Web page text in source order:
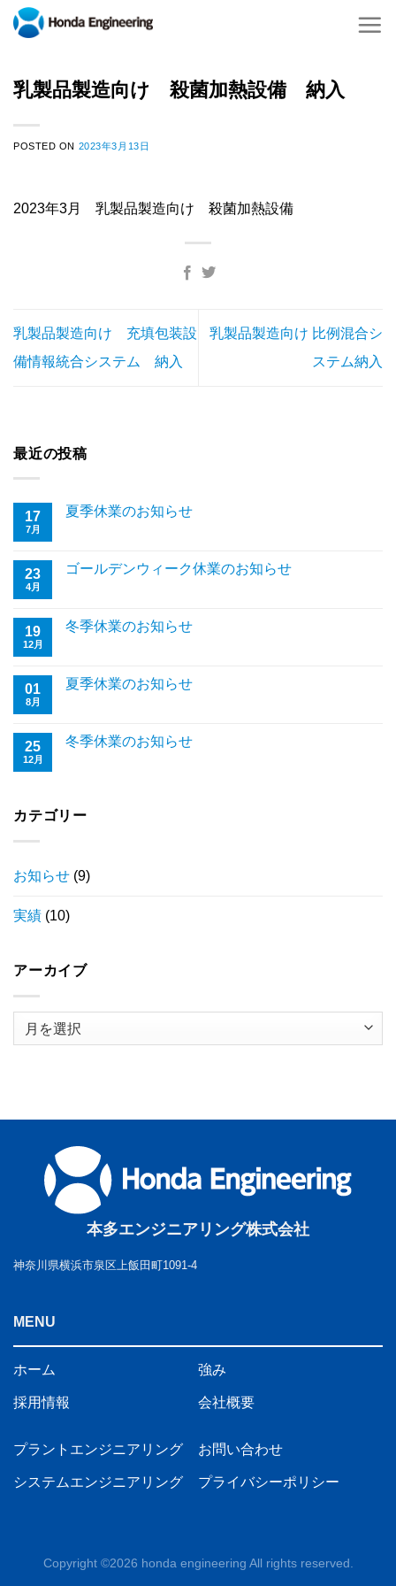
Skip
乳製品製造向け 殺菌加熱設備 納入
POSTED ON 2023年3月13日
2023年3月 乳製品製造向け 殺菌加熱設備
乳製品製造向け 充填包装設
備情報統合システム 納入
乳製品製造向け 比例混合シ
ステム納入
最近の投稿
17
7月
夏季休業のお知らせ
23
4月
ゴールデンウィーク休業のお知らせ
19
12月
冬季休業のお知らせ
01
8月
夏季休業のお知らせ
25
12月
冬季休業のお知らせ
カテゴリー
お知らせ (9)
実績 (10)
アーカイブ
ー
ブ
本多エンジニアリング株式会社
神奈川県横浜市泉区上飯田町1091-4
MENU
ホーム
採用情報
強み
会社概要
プラントエンジニアリング
システムエンジニアリング
お問い合わせ
プライバシーポリシー
Copyright ©2026 honda engineering All rights reserved.